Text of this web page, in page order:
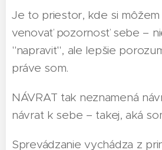
Je to priestor, kde si
venovať pozornosť sebe –
"napraviť", ale lepšie
práve som.
NÁVRAT tak neznamená
návrat k sebe – takej, aká
Sprevádzanie vychádza z